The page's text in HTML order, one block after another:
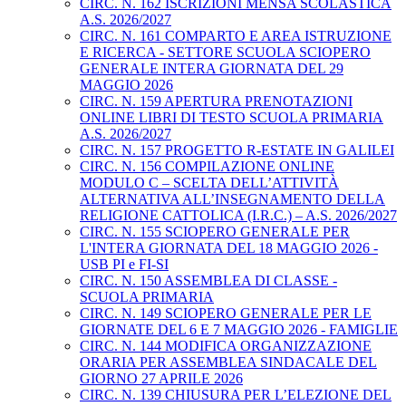
CIRC. N. 162 ISCRIZIONI MENSA SCOLASTICA
A.S. 2026/2027
CIRC. N. 161 COMPARTO E AREA ISTRUZIONE
E RICERCA - SETTORE SCUOLA SCIOPERO
GENERALE INTERA GIORNATA DEL 29
MAGGIO 2026
CIRC. N. 159 APERTURA PRENOTAZIONI
ONLINE LIBRI DI TESTO SCUOLA PRIMARIA
A.S. 2026/2027
CIRC. N. 157 PROGETTO R-ESTATE IN GALILEI
CIRC. N. 156 COMPILAZIONE ONLINE
MODULO C – SCELTA DELL’ATTIVITÀ
ALTERNATIVA ALL’INSEGNAMENTO DELLA
RELIGIONE CATTOLICA (I.R.C.) – A.S. 2026/2027
CIRC. N. 155 SCIOPERO GENERALE PER
L'INTERA GIORNATA DEL 18 MAGGIO 2026 -
USB PI e FI-SI
CIRC. N. 150 ASSEMBLEA DI CLASSE -
SCUOLA PRIMARIA
CIRC. N. 149 SCIOPERO GENERALE PER LE
GIORNATE DEL 6 E 7 MAGGIO 2026 - FAMIGLIE
CIRC. N. 144 MODIFICA ORGANIZZAZIONE
ORARIA PER ASSEMBLEA SINDACALE DEL
GIORNO 27 APRILE 2026
CIRC. N. 139 CHIUSURA PER L’ELEZIONE DEL